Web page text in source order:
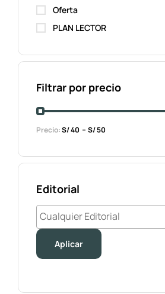
Oferta
PLAN LECTOR
Filtrar por precio
Precio:S/ 40 S/ 50
Editorial
Aplicar